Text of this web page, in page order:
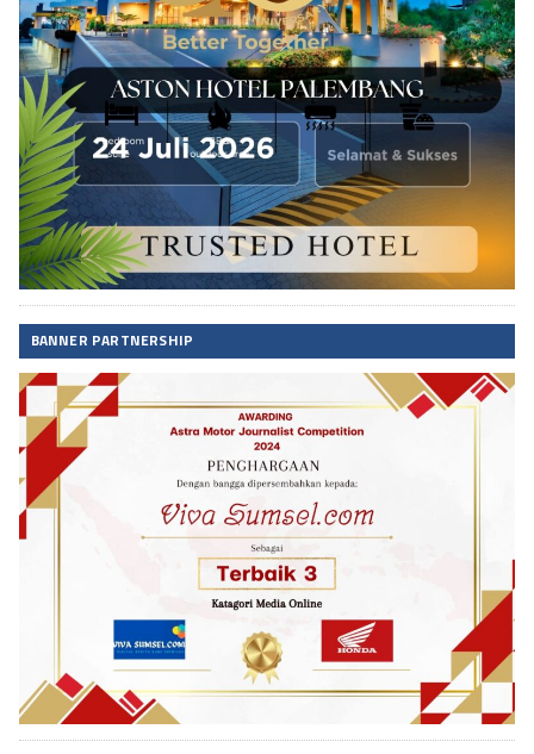
BANNER PARTNERSHIP